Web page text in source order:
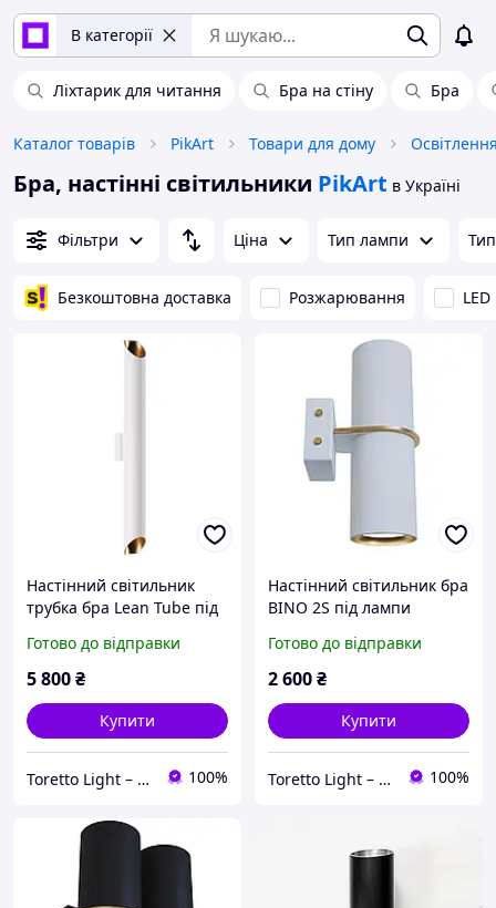
В категорії
Ліхтарик для читання Бра на стіну Бра
Каталог товарів PikArt Товари для дому
Бра, настінні світильники PikArt в Україні
Фільтри Ціна Тип лампи
Безкоштовна доставка Розжарювання
Настінний світильник
трубка бра Lean Tube під
Білий
Готово до відправки
5 800₴
Купити
Toretto Light – Освітлення та електротовари 100%
Настінний світильник бра
BINO 2S під лампи
Готово до відправки
2 600₴
Купити
Toretto Light – Освітлення та електротовари 100%